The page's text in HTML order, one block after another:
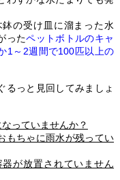
の受け皿に溜まった水
ったペットボトルのキャ
1～2週間で100匹以上の
るっと見回してみましょ
っていませんか？
もちゃに雨水が残ってい
が放置されていません